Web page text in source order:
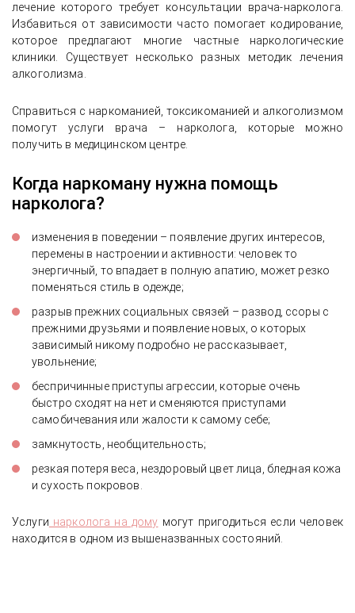
лечение которого требует консультации врача-нарколога.
Избавиться от зависимости часто помогает кодирование,
которое предлагают многие частные наркологические
клиники. Существует несколько разных методик лечения
алкоголизма.
Справиться с наркоманией, токсикоманией и алкоголизмом
помогут услуги врача – нарколога, которые можно
получить в медицинском центре.
Когда наркоману нужна помощь
нарколога?
изменения в поведении – появление других интересов,
перемены в настроении и активности: человек то
энергичный, то впадает в полную апатию, может резко
поменяться стиль в одежде;
разрыв прежних социальных связей – развод, ссоры с
прежними друзьями и появление новых, о которых
зависимый никому подробно не рассказывает,
увольнение;
беспричинные приступы агрессии, которые очень
быстро сходят на нет и сменяются приступами
самобичевания или жалости к самому себе;
замкнутость, необщительность;
резкая потеря веса, нездоровый цвет лица, бледная кожа
и сухость покровов.
Услуги нарколога на дому могут пригодиться если человек
находится в одном из вышеназванных состояний.